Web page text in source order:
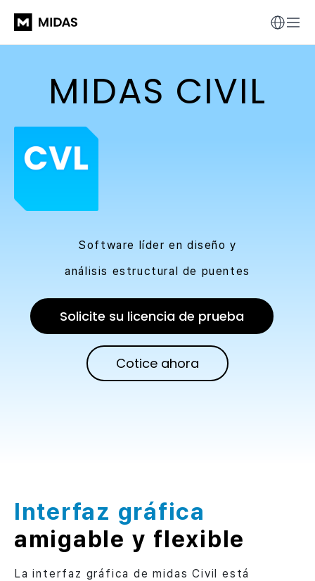
MIDAS CIVIL
Software líder en diseño y
análisis estructural de puentes
Solicite su licencia de prueba
Cotice ahora
Interfaz gráfica
amigable y flexible
La interfaz gráfica de midas Civil está